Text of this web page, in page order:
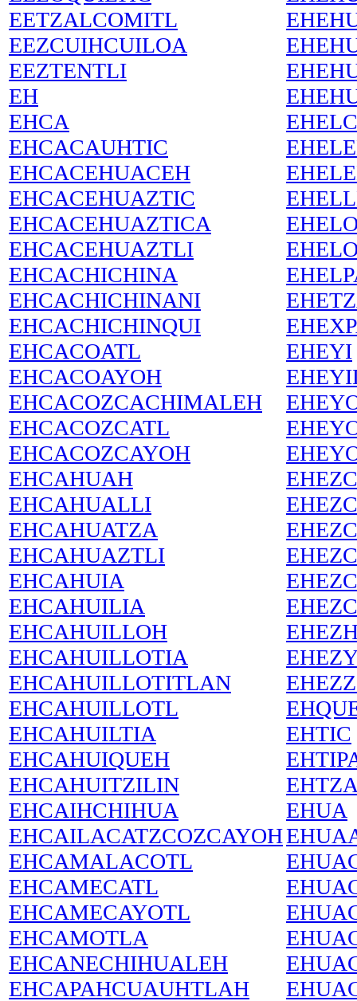
EETZALCOMITL
EEZCUIHCUILOA
EEZTENTLI
EH
EHCA
EHCACAUHTIC
EHCACEHUACEH
EHCACEHUAZTIC
EHCACEHUAZTICA
EHCACEHUAZTLI
EHCACHICHINA
EHCACHICHINANI
EHCACHICHINQUI
EHCACOATL
EHCACOAYOH
EHCACOZCACHIMALEH
EHCACOZCATL
EHCACOZCAYOH
EHCAHUAH
EHCAHUALLI
EHCAHUATZA
EHCAHUAZTLI
EHCAHUIA
EHCAHUILIA
EHCAHUILLOH
EHCAHUILLOTIA
EHCAHUILLOTITLAN
EHCAHUILLOTL
EHCAHUILTIA
EHCAHUIQUEH
EHCAHUITZILIN
EHCAIHCHIHUA
EHCAILACATZCOZCAYOH
EHCAMALACOTL
EHCAMECATL
EHCAMECAYOTL
EHCAMOTLA
EHCANECHIHUALEH
EHCAPAHCUAUHTLAH
EHEYI
EHTIC
EHUA